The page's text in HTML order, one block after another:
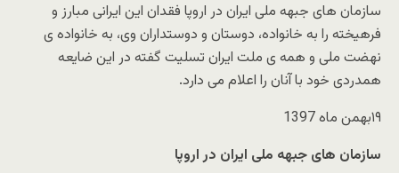
سازمان های جبهه ملی ایران در اروپا فقدان این ایرانی مبارز و
فرهیخته را به خانواده، دوستان و دوستداران وی، به خانواده ی
نهضت ملی و همه ی ملت ایران تسلیت گفته در این ضایعه
همدردی خود با آنان را اعلام می دارد.
۱۹بهمن ماه 1397
سازمان های جبهه ملی ایران در اروپا